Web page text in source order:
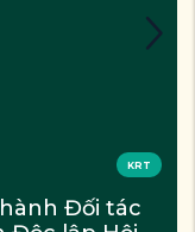
KRT
Đối tác